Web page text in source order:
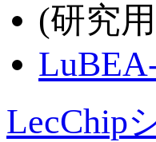
(研究
LecChip